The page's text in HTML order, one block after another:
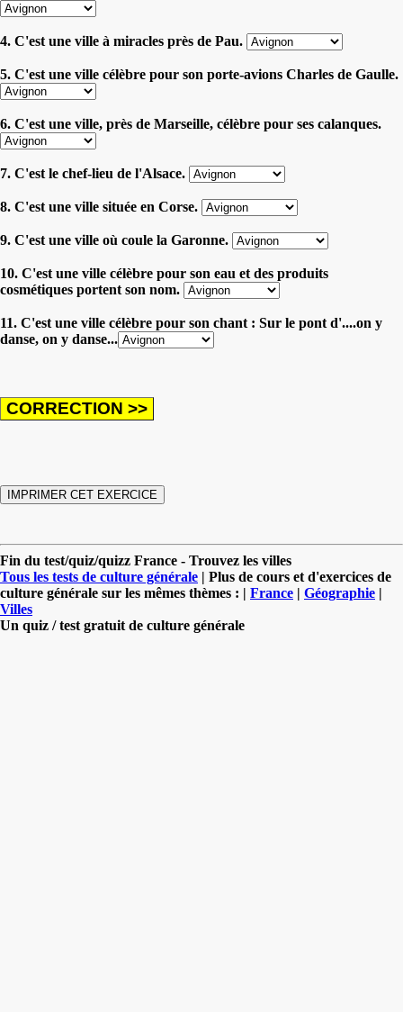
4. C'est une ville à miracles près de Pau.
5. C'est une ville célèbre pour son porte-avions Charles de Gaulle.
6. C'est une ville, près de Marseille, célèbre pour ses calanques.
7. C'est le chef-lieu de l'Alsace.
8. C'est une ville située en Corse.
9. C'est une ville où coule la Garonne.
10. C'est une ville célèbre pour son eau et des produits
cosmétiques portent son nom.
11. C'est une ville célèbre pour son chant : Sur le pont d'....on y
danse, on y danse...
Fin du test/quiz/quizz France - Trouvez les villes
Tous les tests de culture générale | Plus de cours et d'exercices de
culture générale sur les mêmes thèmes : | France | Géographie |
Villes
Un quiz / test gratuit de culture générale